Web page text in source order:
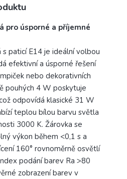
pro úsporné a příjemné
s paticí E14 je ideální volbou
efektivní a úsporné řešení
nebo dekorativních
pouhých 4 W poskytuje
odpovídá klasické 31 W
teplou bílou barvu světla
3000 K. Žárovka se
výkon během <0,1 s a
160° rovnoměrně osvětlí
podání barev Ra >80
zobrazení barev v